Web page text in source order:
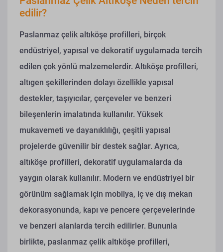
edilir?
Paslanmaz çelik altıköşe profilleri, birçok
endüstriyel, yapısal ve dekoratif uygulamada tercih
edilen çok yönlü malzemelerdir. Altıköşe profilleri,
altıgen şekillerinden dolayı özellikle yapısal
destekler, taşıyıcılar, çerçeveler ve benzeri
bileşenlerin imalatında kullanılır. Yüksek
mukavemeti ve dayanıklılığı, çeşitli yapısal
projelerde güvenilir bir destek sağlar. Ayrıca,
altıköşe profilleri, dekoratif uygulamalarda da
yaygın olarak kullanılır. Modern ve endüstriyel bir
görünüm sağlamak için mobilya, iç ve dış mekan
dekorasyonunda, kapı ve pencere çerçevelerinde
ve benzeri alanlarda tercih edilirler. Bununla
birlikte, paslanmaz çelik altıköşe profilleri,